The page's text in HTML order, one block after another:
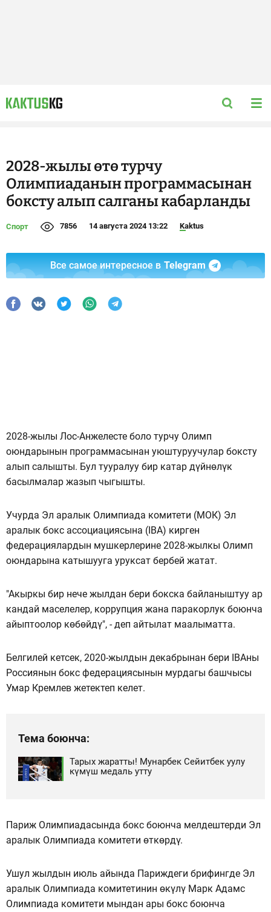
2028-жылы өтө турчу
Олимпиаданын программасынан
боксту алып салганы кабарланды
Спорт 7856 14 августа 2024 13:22 Kaktus
Все самое интересное в Telegram
2028-жылы Лос-Анжелесте боло турчу Олимп
оюндарынын программасынан уюштуруучулар боксту
алып салышты. Бул тууралуу бир катар дүйнөлүк
басылмалар жазып чыгышты.
Учурда Эл аралык Олимпиада комитети (МОК) Эл
аралык бокс ассоциациясына (IBA) кирген
федерациялардын мушкерлерине 2028-жылкы Олимп
оюндарына катышууга уруксат бербей жатат.
"Акыркы бир нече жылдан бери бокска байланыштуу ар
кандай маселелер, коррупция жана паракорлук боюнча
айыптоолор көбөйдү", - деп айтылат маалыматта.
Белгилей кетсек, 2020-жылдын декабрынан бери IBAны
Россиянын бокс федерациясынын мурдагы башчысы
Умар Кремлев жетектеп келет.
Тема боюнча:
Тарых жаратты! Мунарбек Сейитбек уулу
күмүш медаль утту
Париж Олимпиадасында бокс боюнча мелдештерди Эл
аралык Олимпиада комитети өткөрдү.
Ушул жылдын июль айында Париждеги брифингде Эл
аралык Олимпиада комитетинин өкүлү Марк Адамс
Олимпиада комитети мындан ары бокс боюнча